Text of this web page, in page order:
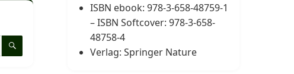
SUCHEN
ISBN ebook: 978-3-658-48759-1
– ISBN Softcover: 978-3-658-
48758-4
Verlag: Springer Nature